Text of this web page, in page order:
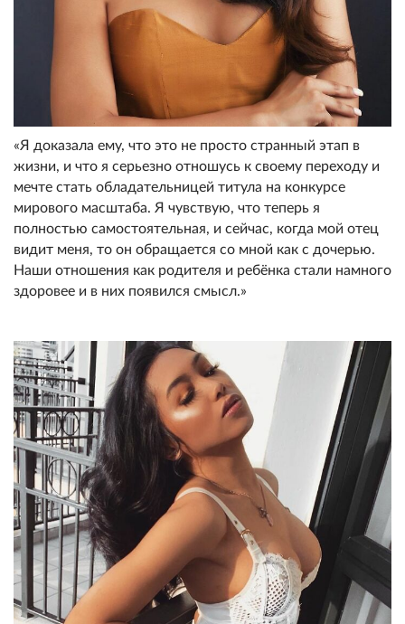
«Я доказала ему, что это не просто странный этап в
жизни, и что я серьезно отношусь к своему переходу и
мечте стать обладательницей титула на конкурсе
мирового масштаба. Я чувствую, что теперь я
полностью самостоятельная, и сейчас, когда мой отец
видит меня, то он обращается со мной как с дочерью.
Наши отношения как родителя и ребёнка стали намного
здоровее и в них появился смысл.»